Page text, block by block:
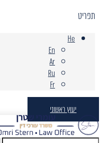
תפריט
He
En
Ar
Ru
Fr
יעוץ ראשוני